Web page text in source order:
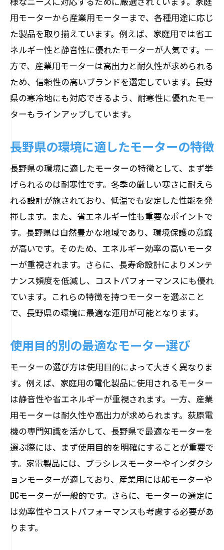
用モーターから産業用モーターまで、各種用途に応じ
た製品を取り揃えています。例えば、家庭用では省エ
ネルギー性と静音性に優れたモーターが人気です。一
方で、産業用モーターは高出力と耐久性が求められる
ため、信頼性の高いブランドを選定しています。長野
県の寒冷地にも対応できるよう、耐寒性に優れたモー
ターもラインアップしています。
長野県の環境に適したモーターの特徴
長野県の環境に適したモーターの特徴として、まず挙
げられるのは耐寒性です。冬季の厳しい寒さに耐えら
れる設計が施されており、低温でも安定した性能を発
揮します。また、省エネルギー性も重要なポイントで
す。長野県は自然豊かな地域であり、環境保護の意識
が高いです。そのため、エネルギー効率の高いモータ
ーが重視されます。さらに、長寿命設計によりメンテ
ナンス頻度を低減し、コストパフォーマンスにも優れ
ています。これらの特徴を持つモーターを選ぶこと
で、長野県の環境に最適な運用が可能となります。
使用目的別の最適なモーター選び
モーターの選び方は使用目的によって大きく異なりま
す。例えば、家庭用の電化製品に使用されるモーター
は静音性や省エネルギーが重視されます。一方、産業
用モーターは耐久性や高出力が求められます。荻原電
機の専門知識を活かして、長野県で最適なモーターを
選ぶ際には、まず使用目的を明確にすることが重要で
す。家電製品には、ブラシレスモーターやインダクシ
ョンモーターが適しており、産業用にはACモーターや
DCモーターが一般的です。さらに、モーターの選定に
は効率性やコストパフォーマンスも考慮する必要があ
ります。